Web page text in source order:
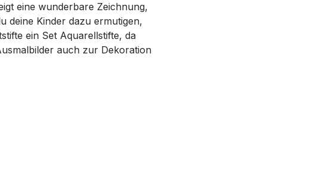
eine wunderbare Zeichnung,
deine Kinder dazu ermutigen,
ein Set Aquarellstifte, da
auch zur Dekoration